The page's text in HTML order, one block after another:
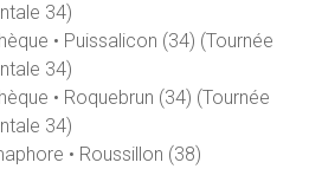
34)
• Puissalicon (34) (Tournée
34)
• Roquebrun (34) (Tournée
34)
• Roussillon (38)